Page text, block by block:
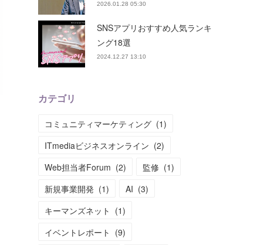
2026.01.28 05:30
SNSアプリおすすめ人気ランキ
ング18選
2024.12.27 13:10
カテゴリ
コミュニティマーケティング (1)
ITmediaビジネスオンライン (2)
Web担当者Forum (2) 監修 (1)
新規事業開発 (1) AI (3)
キーマンズネット (1)
イベントレポート (9)